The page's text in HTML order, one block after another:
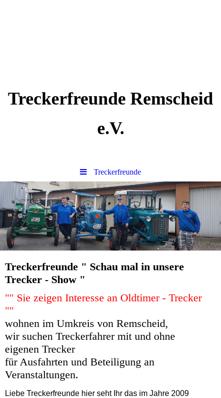
Treckerfreunde Remscheid
e.V.
Treckerfreunde
Treckerfreunde " Schau mal in unsere
Trecker - Show "
"" Sie zeigen Interesse an Oldtimer - Trecker
""
wohnen im Umkreis von Remscheid,
wir suchen Treckerfahrer mit und ohne
eigenen Trecker
für Ausfahrten und Beteiligung an
Veranstaltungen.
Liebe Treckerfreunde hier seht Ihr das im Jahre 2009